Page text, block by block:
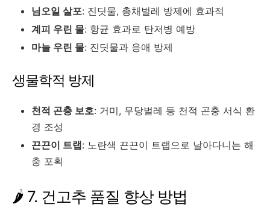
님오일 살포: 진딧물, 총채벌레 방제에 효과적
계피 우린 물: 항균 효과로 탄저병 예방
마늘 우린 물: 진딧물과 응애 방제
생물학적 방제
천적 곤충 보호: 거미, 무당벌레 등 천적 곤충 서식 환
경 조성
끈끈이 트랩: 노란색 끈끈이 트랩으로 날아다니는 해
충 포획
🌶️ 7. 건고추 품질 향상 방법